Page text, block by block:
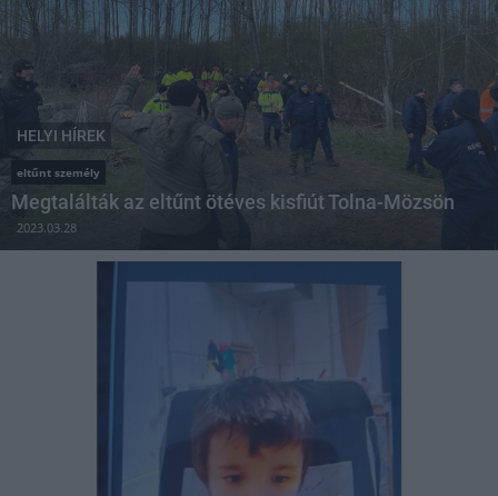
HELYI HÍREK
eltűnt személy
Megtalálták az eltűnt ötéves kisfiút Tolna-Mözsön
2023.03.28